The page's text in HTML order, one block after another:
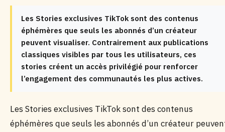
Les Stories exclusives TikTok sont des contenus
éphémères que seuls les abonnés d’un créateur
peuvent visualiser. Contrairement aux publications
classiques visibles par tous les utilisateurs, ces
stories créent un accès privilégié pour renforcer
l’engagement des communautés les plus actives.
Les Stories exclusives TikTok sont des contenus
éphémères que seuls les abonnés d’un créateur